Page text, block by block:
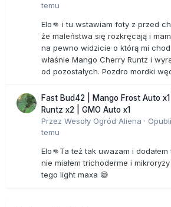
temu
Elo👊 i tu wstawiam foty z przed
że maleństwa się rozkręcają i
na pewno widzicie o którą mi
właśnie Mango Cherry Runtz i
od pozostałych. Pozdro mordki
Fast Bud42 | Mango Frost Auto
Runtz x2 | GMO Auto x1
Przez Wesoły Ogród Aliena ·
temu
Elo👊Ta też tak uwazam i
nie miałem trichoderme i
tego light maxa 😅